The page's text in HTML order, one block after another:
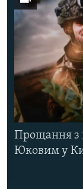
Прощання з
Юковим у